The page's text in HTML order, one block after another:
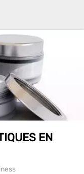
EN